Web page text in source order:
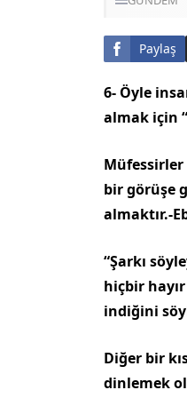
Paylaş
6- Öyle
almak için
bir görüşe
almaktır.-
“Şarkı
hiçbir
indiğini
Diğer bir
dinlemek